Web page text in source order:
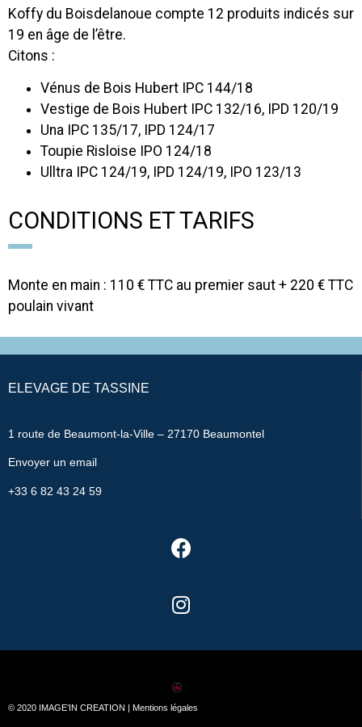
Koffy du Boisdelanoue compte 12 produits indicés sur
19 en âge de l’être.
Citons :
Vénus de Bois Hubert IPC 144/18
Vestige de Bois Hubert IPC 132/16, IPD 120/19
Una IPC 135/17, IPD 124/17
Toupie Risloise IPO 124/18
Ulltra IPC 124/19, IPD 124/19, IPO 123/13
CONDITIONS ET TARIFS
Monte en main : 110 € TTC au premier saut + 220 € TTC
poulain vivant
ELEVAGE DE TASSINE
1 route de Beaumont-la-Ville – 27170 Beaumontel
Envoyer un email
+33 6 82 43 24 59
© 2020 IMAGE’IN CREATION Mentions légales